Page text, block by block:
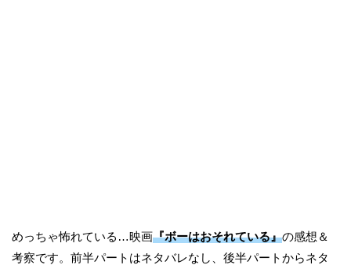
めっちゃ怖れている…映画『ボーはおそれている』の感想＆
考察です。前半パートはネタバレなし、後半パートからネタ